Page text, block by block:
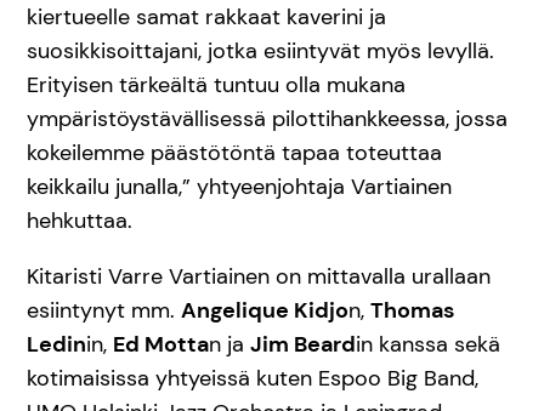
kiertueelle samat rakkaat kaverini ja
suosikkisoittajani, jotka esiintyvät myös levyllä.
Erityisen tärkeältä tuntuu olla mukana
ympäristöystävällisessä pilottihankkeessa, jossa
kokeilemme päästötöntä tapaa toteuttaa
keikkailu junalla,” yhtyeenjohtaja Vartiainen
hehkuttaa.
Kitaristi Varre Vartiainen on mittavalla urallaan
esiintynyt mm. Angelique Kidjon, Thomas
Ledinin, Ed Mottan ja Jim Beardin kanssa sekä
kotimaisissa yhtyeissä kuten Espoo Big Band,